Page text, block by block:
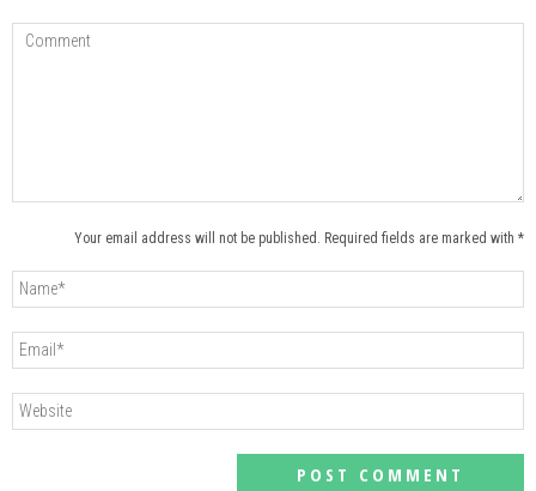
Your email address will not be published. Required fields are marked with *